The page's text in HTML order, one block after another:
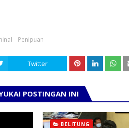
Penipuan
Twitter
POSTINGAN INI
BELITUNG